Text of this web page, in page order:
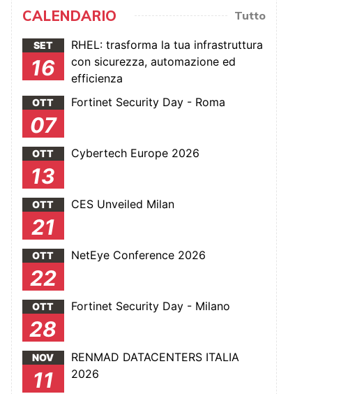
CALENDARIO Tutto
SET
16
RHEL: trasforma la tua infrastruttura
con sicurezza, automazione ed
efficienza
OTT
07
Fortinet Security Day - Roma
OTT
13
Cybertech Europe 2026
OTT
21
CES Unveiled Milan
OTT
22
NetEye Conference 2026
OTT
28
Fortinet Security Day - Milano
NOV
11
RENMAD DATACENTERS ITALIA
2026